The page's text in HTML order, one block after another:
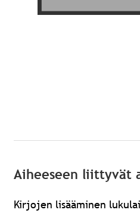
Aiheeseen liittyvät
Kirjojen lisääminen